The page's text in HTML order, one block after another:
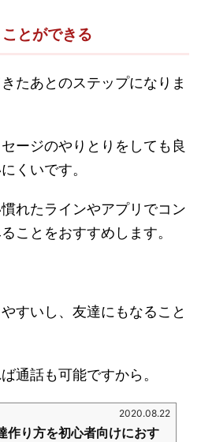
とができる
たあとのステップになりま
ージのやりとりをしても良
くいです。
れたラインやアプリでコン
ことをおすすめします。
すいし、友達にもなること
通話も可能ですから。
2020.08.22
作り方を初心者向けにおす